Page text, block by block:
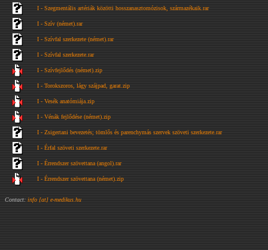
I - Szegmentális artériák közötti hosszanasztomózisok, származékaik.rar
I - Szív (német).rar
I - Szívfal szerkezete (német).rar
I - Szívfal szerkezete.rar
I - Szívfejlődés (német).zip
I - Torokszoros, lágy szájpad, garat.zip
I - Vesék anatómiája.zip
I - Vénák fejlődése (német).zip
I - Zsigertani bevezetés; tömlős és parenchymás szervek szöveti szerkezete.rar
I - Érfal szöveti szerkezete.rar
I - Érrendszer szövettana (angol).rar
I - Érrendszer szövettana (német).zip
Contact: info [at] e-medikus.hu